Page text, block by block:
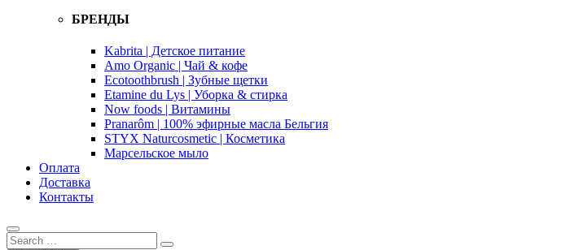
БРЕНДЫ
Kabrita | Детское питание
Amo Organic | Чай & кофе
Ecotoothbrush | Зубные щетки
Etamine du Lys | Уборка & стирка
Now foods | Витамины
Pranarôm | 100% эфирные масла Бельгия
STYX Naturcosmetic | Косметика
Марсельское мыло
Оплата
Доставка
Контакты